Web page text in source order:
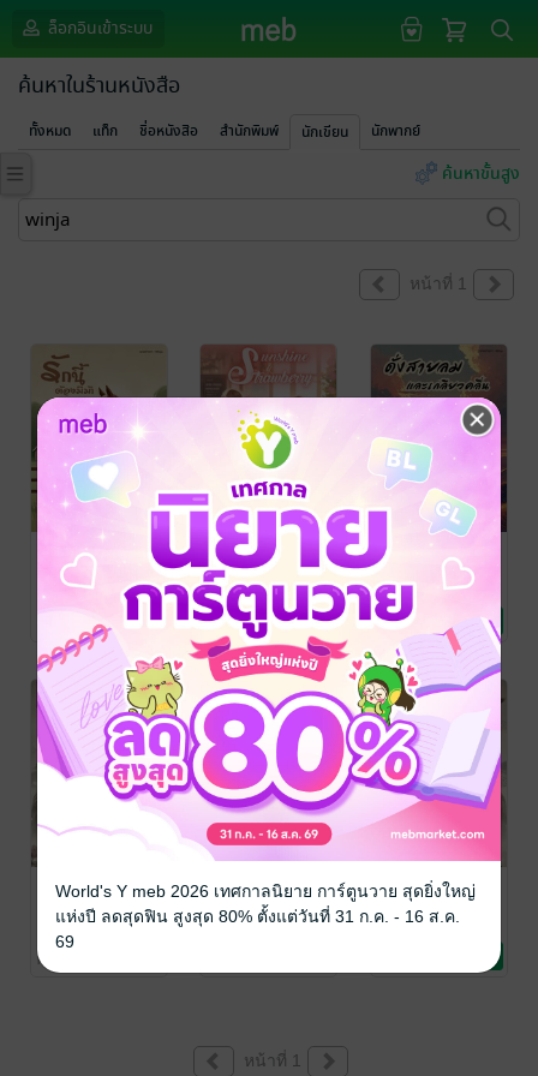
ล็อกอินเข้าระบบ
ค้นหาในร้านหนังสือ
ทั้งหมด แท็ก ชื่อหนังสือ สำนักพิมพ์ นักเขียน นักพากย์
ค้นหาขั้นสูง
หน้าที่ 1
รักนี้ต้องมีม้า
Winja
นิยาย Girl
Love/Yuri
Sunshine &
Strawberry
Winja
นิยาย Girl
Love/Yuri
No Rating
ดั่งสายลมและ
เกลียวคลื่น
Winja
นิยาย Girl
Love/Yuri
No Rating
คดี 2
Winja
นิยายสืบสวน
สอบสวน/ทริลเลอร์
No Rating
Winja
นิยาย Girl
ผู้ตรวจการสืบ
คดี
Winja
สอบสวน/ทริลเลอร์
หน้าที่ 1
World's Y meb 2026 เทศกาลนิยาย การ์ตูนวาย สุดยิ่งใหญ่
แห่งปี ลดสุดฟิน สูงสุด 80% ตั้งแต่วันที่ 31 ก.ค. - 16 ส.ค.
69